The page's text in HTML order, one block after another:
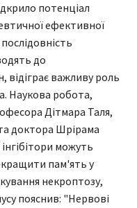
потенціал
ефективної
до
відіграє важливу роль
Наукова робота,
Дітмара Таля,
доктора Шрірама
можуть
пам'ять у
некроптозу,
пояснив: "Нервові